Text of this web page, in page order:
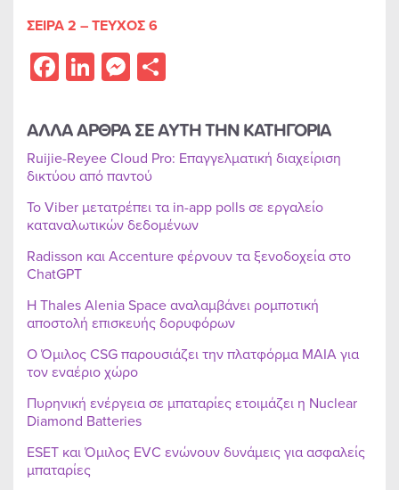
ΣΕΙΡΑ 2 – ΤΕΥΧΟΣ 6
Facebook
LinkedIn
Messenger
ΑΛΛΑ ΑΡΘΡΑ ΣΕ ΑΥΤΗ ΤΗΝ ΚΑΤΗΓΟΡΙΑ
Ruijie-Reyee Cloud Pro: Επαγγελματική διαχείριση
δικτύου από παντού
Το Viber μετατρέπει τα in-app polls σε εργαλείο
καταναλωτικών δεδομένων
Radisson και Accenture φέρνουν τα ξενοδοχεία στο
ChatGPT
Η Thales Alenia Space αναλαμβάνει ρομποτική
αποστολή επισκευής δορυφόρων
Ο Όμιλος CSG παρουσιάζει την πλατφόρμα MAIA για
τον εναέριο χώρο
Πυρηνική ενέργεια σε μπαταρίες ετοιμάζει η Nuclear
Diamond Batteries
ESET και Όμιλος EVC ενώνουν δυνάμεις για ασφαλείς
μπαταρίες